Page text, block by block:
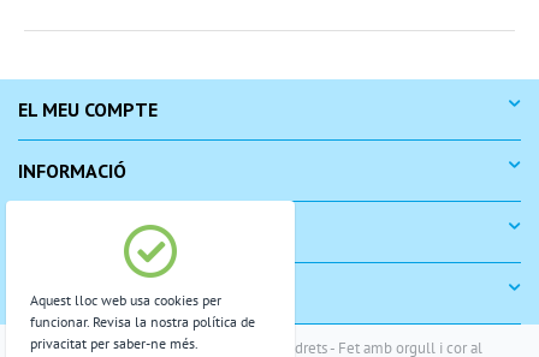
EL MEU COMPTE
INFORMACIÓ
COM COMPRAR
SUPORT
© 2004-2026 Monterra. Reservats tots els drets - Fet amb orgull i cor al
Aquest lloc web usa cookies per
funcionar. Revisa la nostra política de
privacitat per saber-ne més.